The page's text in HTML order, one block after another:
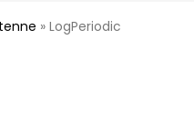
» LogPeriodic